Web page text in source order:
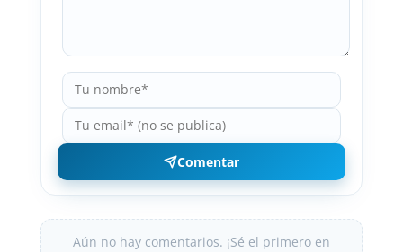
Comentar
Aún no hay comentarios. ¡Sé el primero en